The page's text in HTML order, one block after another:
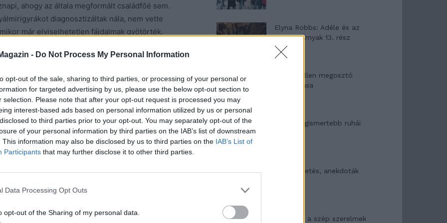
- Do Not Process My Personal Information
opt-out of the sale, sharing to third parties, or processing of your personal or
for targeted advertising by us, please use the below opt-out section to
selection. Please note that after your opt-out request is processed you may
interest-based ads based on personal information utilized by us or personal
to third parties prior to your opt-out. You may separately opt-out of the
of your personal information by third parties on the IAB’s list of downstream
This information may also be disclosed by us to third parties on the IAB’s List of
Participants that may further disclose it to other third parties.
Data Processing Opt Outs
opt-out of the Sharing of my personal data.
ahogy az általa megformált családfőé sem.
diagnosztizáltak nála, nem vette
már elviselhetetlen fájdalmak gyötörték.
szenvedései felerősödtek, nyilatkozta később az
októberében született Eugene Maurice Orowitz
folyton veszekedtek, és őt is sok támadás érte
mások előtt, és a környék zsidóellenes
menekült, míg anyja ráadásként folytonosan
bélyegét a fiatal Charles mindennapjaira.
a világban. Akkor azonban rájött, hogy sporttal
meghozta számára a sikert. Egy sérülés után
is mellőzte, majd egy véletlen folytán beválogatták
átlagból. Ekkor változtatta meg a nevét a már
futott, világszerte ismertté tette őt, és hatalmas
Elyna Robbs: Adéle és az
örökölt árnyak 13. rész
Woody Allen megosztó
zsenialitása
A világ legismertebb ruhái
Nyár, nevetés, anekdoták
Panna és a szép szerelmek